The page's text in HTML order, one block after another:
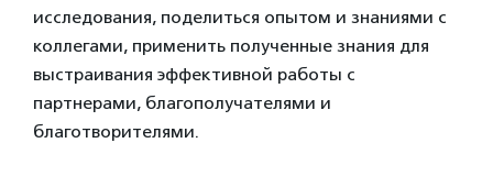
исследования, поделиться опытом и знаниями с
коллегами, применить полученные знания для
выстраивания эффективной работы с
партнерами, благополучателями и
благотворителями.